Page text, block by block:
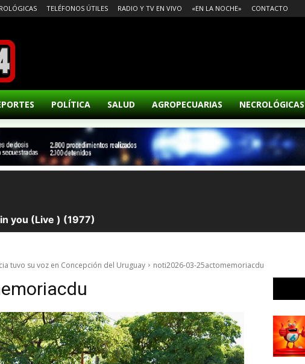
TELÉFONOS ÚTILES RADIO Y TV EN VIVO «EN LA NOCHE» CONTACTO
POLÍTICA SALUD AGROPECUARIAS NECROLÓGICAS
tuvo su voz en Concepción del Uruguay noti2026-03-25actomemoriacdu